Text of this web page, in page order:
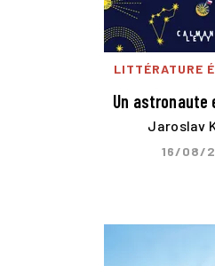
LITTÉRATURE
Un astronaute
Jaroslav
16/08/